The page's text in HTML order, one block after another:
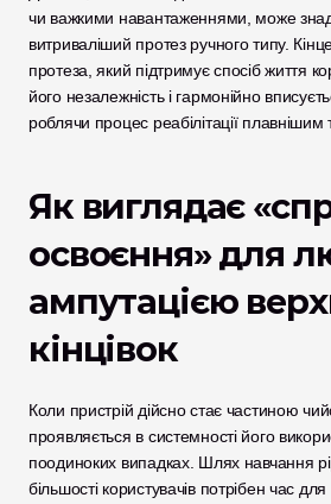
чи важкими навантаженнями, може
витриваліший протез ручного типу.
протеза, який підтримує спосіб життя
його незалежність і гармонійно
роблячи процес реабілітації плавнішим
Як виглядає
освоєння» для
ампутацією
кінцівок
Коли пристрій дійсно стає частиною
проявляється в системності його
поодиноких випадках. Шлях навчання
більшості користувачів потрібен час